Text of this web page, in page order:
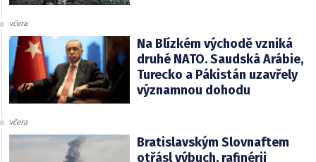
včera
Na Blízkém východě vzniká
druhé NATO. Saudská Arábie,
Turecko a Pákistán uzavřely
významnou dohodu
včera
Bratislavským Slovnaftem
otřásl výbuch, rafinérii